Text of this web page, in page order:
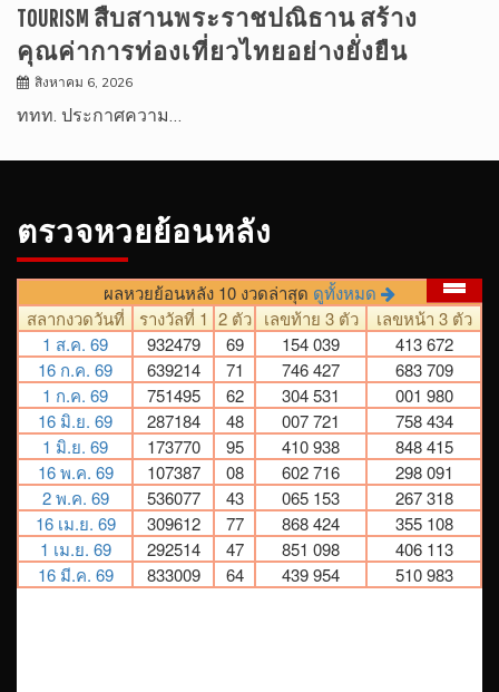
TOURISM สืบสานพระราชปณิธาน สร้าง
คุณค่าการท่องเที่ยวไทยอย่างยั่งยืน
สิงหาคม 6, 2026
ททท. ประกาศความ…
ตรวจหวยย้อนหลัง